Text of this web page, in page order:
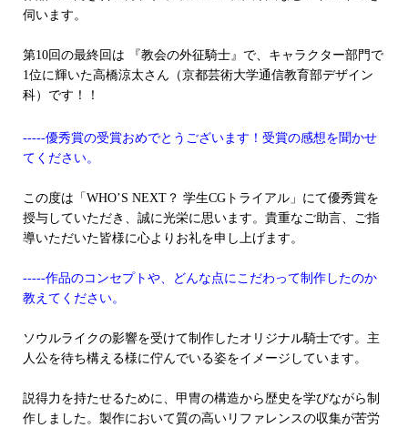
伺います。
第10回の最終回は 『教会の外征騎士』で、キャラクター部門で
1位に輝いた高橋涼太さん（京都芸術大学通信教育部デザイン
科）です！！
-----優秀賞の受賞おめでとうございます！受賞の感想を聞かせ
てください。
この度は「WHO’S NEXT？ 学生CGトライアル」にて優秀賞を
授与していただき、誠に光栄に思います。貴重なご助言、ご指
導いただいた皆様に心よりお礼を申し上げます。
-----作品のコンセプトや、どんな点にこだわって制作したのか
教えてください。
ソウルライクの影響を受けて制作したオリジナル騎士です。主
人公を待ち構える様に佇んでいる姿をイメージしています。
説得力を持たせるために、甲冑の構造から歴史を学びながら制
作しました。製作において質の高いリファレンスの収集が苦労